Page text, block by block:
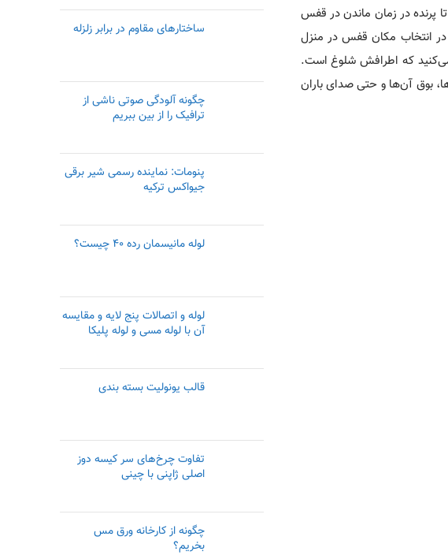
پرنده در زمان ماندن در قفس
در انتخاب مکان قفس در منزل
می‌کنید که اطرافش شلوغ است.
بوق آن‌ها و حتی صدای باران
ساختارهای مقاوم در برابر زلزله
چگونه آلودگی صوتی ناشی از
ترافیک را از بین ببریم
پنومات: نماینده رسمی‌ شیر برقی
جیواکس ترکیه
لوله مانیسمان رده ۴۰ چیست؟
لوله و اتصالات پنج لایه و مقایسه
آن با لوله مسی و لوله پلیکا
قالب یونولیت بسته بندی
تفاوت چرخ‌های سر کیسه دوز
اصلی ژاپنی با چینی
چگونه از کارخانه ورق مس
بخریم؟